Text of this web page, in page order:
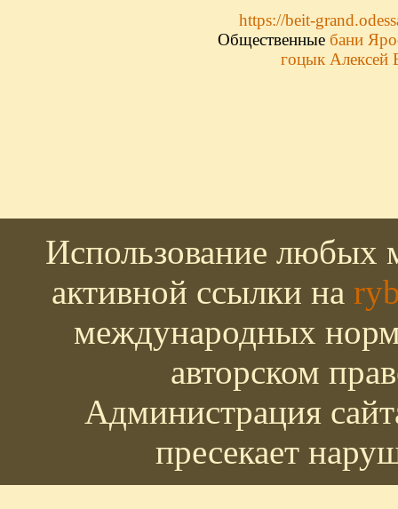
https://beit-
Общественные бани
гоцык Алексей
Использование любых
активной ссылки на
международных
авторском
Администрация
пресекает